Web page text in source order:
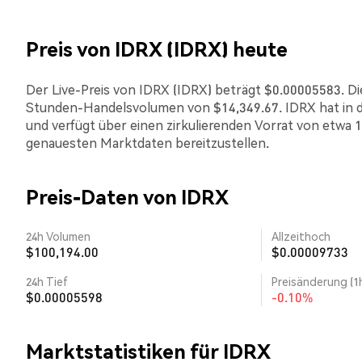
Preis von IDRX (IDRX) heute
Der Live-Preis von IDRX (IDRX) beträgt $0.00005583.
Stunden-Handelsvolumen von $14,349.67. IDRX hat
und verfügt über einen zirkulierenden Vorrat von etwa
genauesten Marktdaten bereitzustellen.
Preis-Daten von IDRX
24h Volumen
$100,194.00
Allzeithoch
$0.00009733
24h Tief
$0.00005598
Preisänderung
-0.10%
Marktstatistiken für IDRX